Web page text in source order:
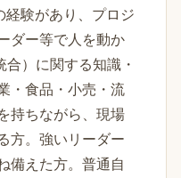
験があり、プロジ
ダー等で人を動か
）に関する知識・
・食品・小売・流
持ちながら、現場
方。強いリーダー
備えた方。普通自